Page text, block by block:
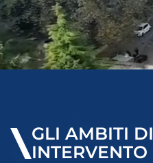
GLI AMBITI DI
INTERVENTO